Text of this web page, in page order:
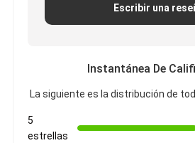
Escribir una
Instantánea De
La siguiente es la distribución de
5
estrellas